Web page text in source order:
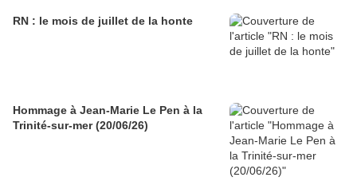
RN : le mois de juillet de la honte
Hommage à Jean-Marie Le Pen à la
Trinité-sur-mer (20/06/26)